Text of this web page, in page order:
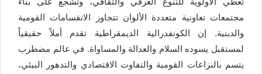
مجتمعات تعاونية متعددة الألوان تتجاوز الانقسامات القومية
والدينية. إن الكونفدرالية الديمقراطية تقدم أملاً حقيقياً
لمستقبل يسوده السلام والعدالة والمساواة. في عالم مضطرب
يتسم بالنزاعات القومية والتفاوت الاقتصادي والتدهور البيئي،